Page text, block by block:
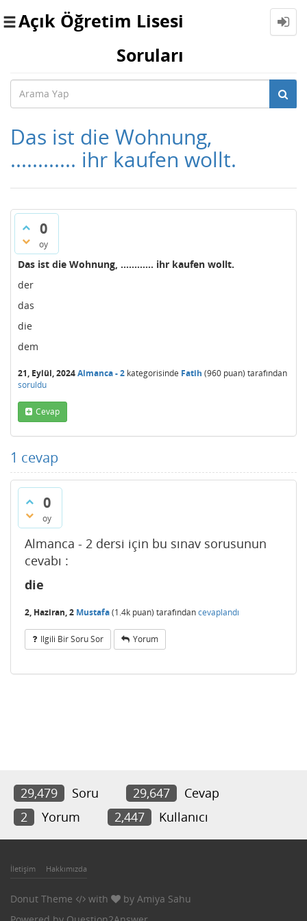
Toggle
Açık Öğretim Lisesi
Soruları
Das ist die Wohnung,
............ ihr kaufen wollt.
0
oy
Das ist die Wohnung, ............ ihr kaufen wollt.
der
das
die
dem
21, Eylül, 2024Almanca - 2 kategorisinde Fatih (960 puan) tarafından
soruldu
Cevap
1 cevap
0
oy
Almanca - 2 dersi için bu sınav sorusunun
cevabı :
die
2, Haziran, 2 Mustafa(1.4k puan) tarafındancevaplandı
Ilgili Bir Soru Sor Yorum
29,479 Soru 29,647
Cevap
2
Yorum 2,447 Kullanıcı
İletişim Hakkımızda
Donut Theme with by Amiya Sahu